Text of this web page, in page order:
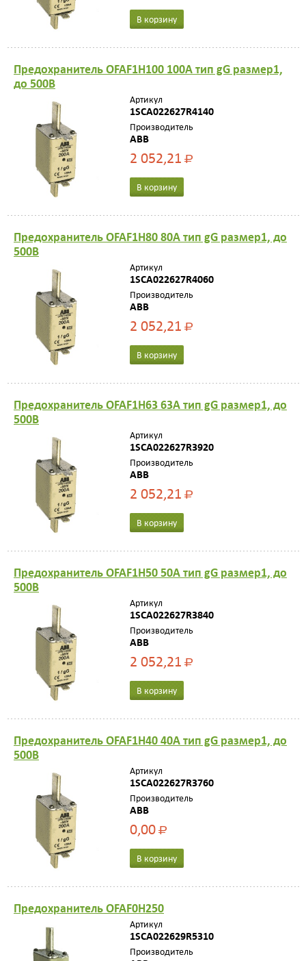
В корзину
Предохранитель OFAF1H100 100A тип gG размер1,
до 500В
Артикул
1SCA022627R4140
Производитель
ABB
2 052,21Р
В корзину
Предохранитель OFAF1H80 80A тип gG размер1, до
500В
Артикул
1SCA022627R4060
Производитель
ABB
2 052,21Р
В корзину
Предохранитель OFAF1H63 63A тип gG размер1, до
500В
Артикул
1SCA022627R3920
Производитель
ABB
2 052,21Р
В корзину
Предохранитель OFAF1H50 50A тип gG размер1, до
500В
Артикул
1SCA022627R3840
Производитель
ABB
2 052,21Р
В корзину
Предохранитель OFAF1H40 40A тип gG размер1, до
500В
Артикул
1SCA022627R3760
Производитель
ABB
0,00Р
В корзину
Предохранитель OFAF0H250
Артикул
1SCA022629R5310
Производитель